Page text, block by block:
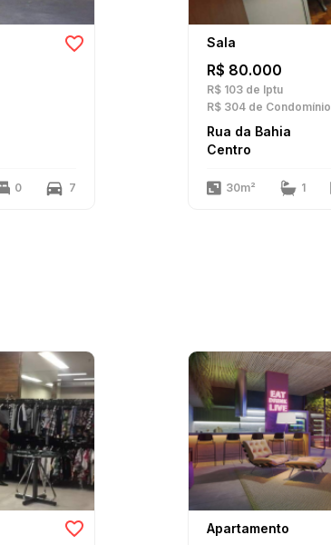
0 7
Sala
R$ 80.000
R$ 103 de Iptu
R$ 304 de Condomínio
Rua da Bahia
Centro
30m² 1
Apartamento